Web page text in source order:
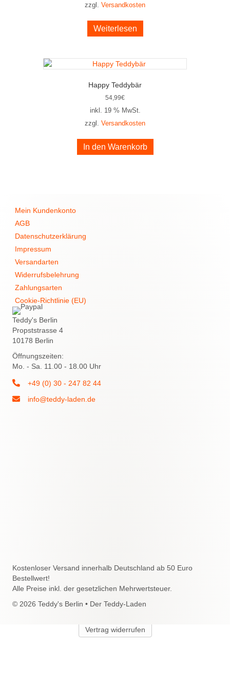
zzgl. Versandkosten
Weiterlesen
Happy Teddybär
54,99€
inkl. 19 % MwSt.
zzgl. Versandkosten
In den Warenkorb
Mein Kundenkonto
AGB
Datenschutzerklärung
Impressum
Versandarten
Widerrufsbelehrung
Zahlungsarten
Cookie-Richtlinie (EU)
Teddy's Berlin
Propststrasse 4
10178 Berlin
Öffnungszeiten:
Mo. - Sa. 11.00 - 18.00 Uhr
+49 (0) 30 - 247 82 44
info@teddy-laden.de
© 2026 Teddy's Berlin • Der Teddy-Laden
Kostenloser Versand innerhalb Deutschland ab 50 Euro
Bestellwert!
Alle Preise inkl. der gesetzlichen Mehrwertsteuer.
Vertrag widerrufen